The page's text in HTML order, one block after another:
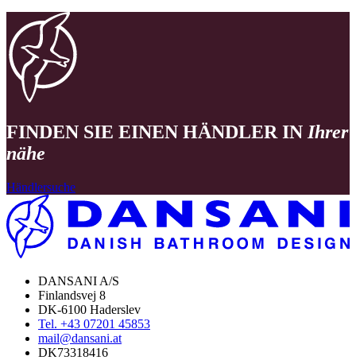
FINDEN SIE EINEN HÄNDLER IN Ihrer
nähe
Händlersuche
DANSANI A/S
Finlandsvej 8
DK-6100 Haderslev
Tel. +43 07201 45853
mail@dansani.at
DK73318416